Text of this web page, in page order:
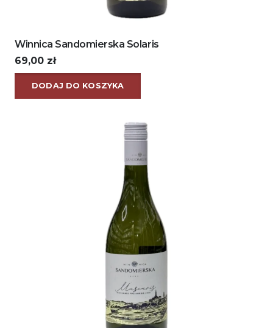
Winnica Sandomierska Solaris
69,00 zł
DODAJ DO KOSZYKA